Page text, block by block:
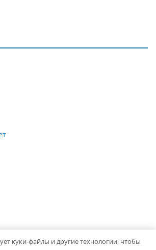
куки-файлы и другие технологии, чтобы